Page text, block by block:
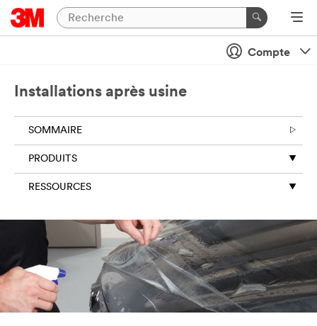
Compte
Installations après usine
SOMMAIRE
PRODUITS
RESSOURCES